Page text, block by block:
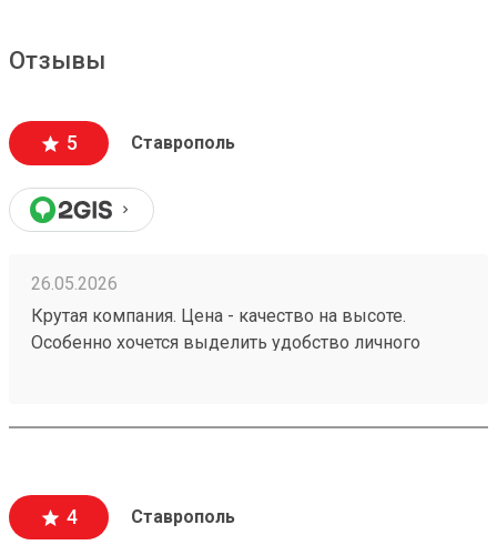
Отзывы
5 Ставрополь
26.05.2026
Крутая компания. Цена - качество на высоте.
Особенно хочется выделить удобство личного
4 Ставрополь